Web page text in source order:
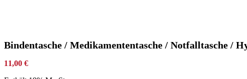
Bindentasche / Medikamententasche / Notfalltasche /
11,00 €